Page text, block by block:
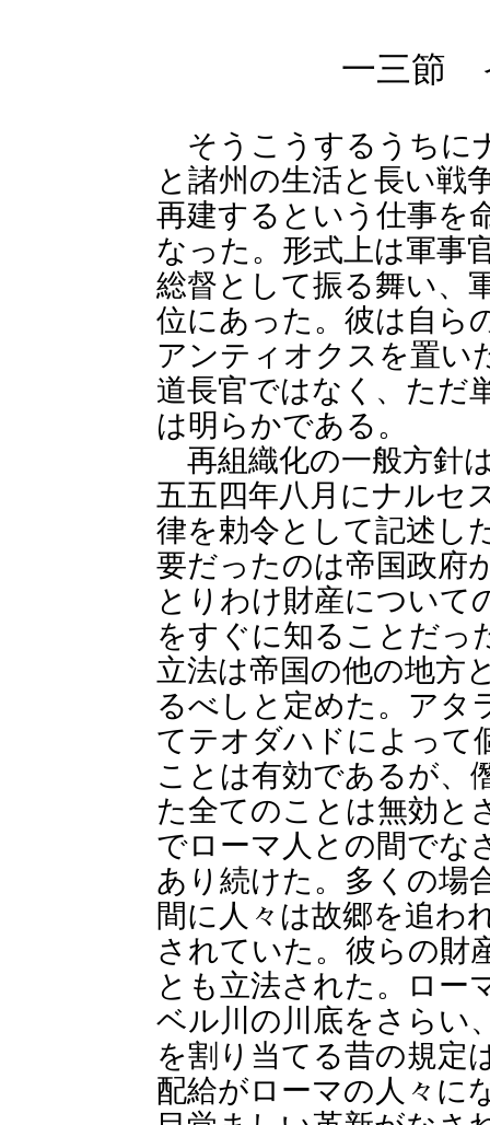
一三節
そうこうするうちに
と諸州の生活と長い戦
再建するという仕事を
なった。形式上は軍事
総督として振る舞い、
位にあった。彼は自ら
アンティオクスを置い
道長官ではなく、ただ
は明らかである。
再組織化の一般方針
五五四年八月にナルセ
律を勅令として記述し
要だったのは帝国政府
とりわけ財産について
をすぐに知ることだっ
立法は帝国の他の地方
るべしと定めた。アタ
てテオダハドによって
ことは有効であるが、
た全てのことは無効と
でローマ人との間でな
あり続けた。多くの場
間に人々は故郷を追わ
されていた。彼らの財
とも立法された。ロー
ベル川の川底をさらい
を割り当てる昔の規定
配給がローマの人々に